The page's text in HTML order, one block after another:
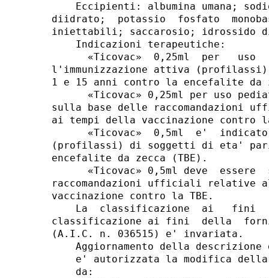
Eccipienti: albumina umana;
diidrato;  potassio  fosfato
iniettabili; saccarosio; idrossido
    Indicazioni terapeutiche:
«Ticovac»  0,25ml  per   uso
l'immunizzazione attiva
1 e 15 anni contro la encefalite da
«Ticovac» 0,25ml per uso
sulla base delle
ai tempi della vaccinazione contro
«Ticovac»  0,5ml  e'
(profilassi) di soggetti di eta'
encefalite da zecca (TBE).
«Ticovac» 0,5ml deve  essere
raccomandazioni ufficiali relative
vaccinazione contro la TBE.
La  classificazione  ai   fini
classificazione ai fini  della
(A.I.C. n. 036515) e' invariata.
Aggiornamento della
e' autorizzata la modifica
    da: